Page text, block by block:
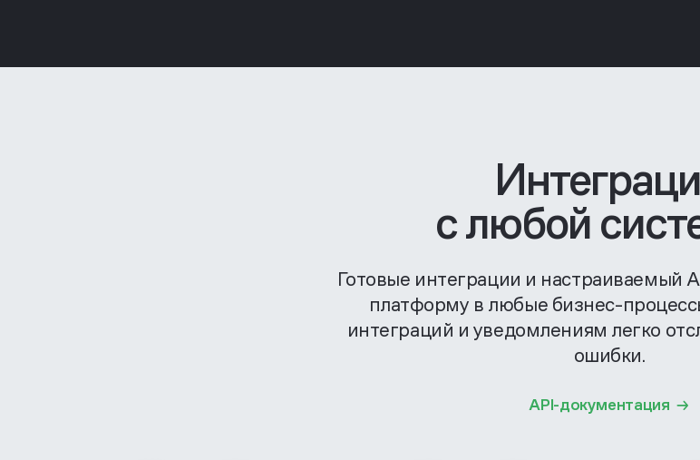
с любой
Готовые интеграции и настраиваемый
платформу в любые бизнес-
интеграций и уведомлениям легко
ошибки.
API-документация